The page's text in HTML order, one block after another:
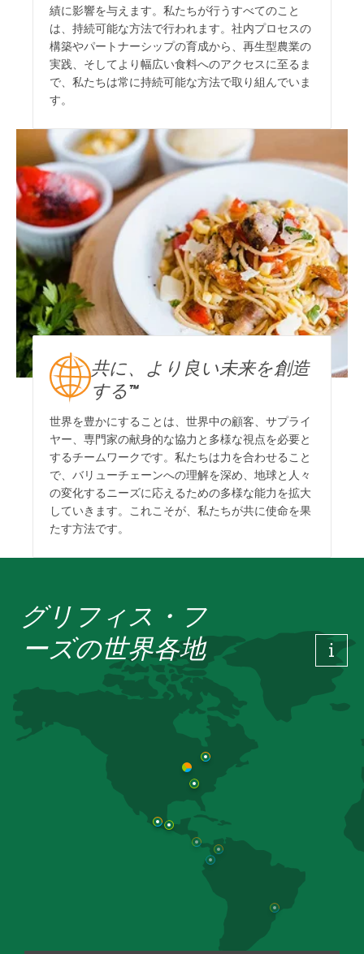
績に影響を与えます。私たちが行うすべてのこと
は、持続可能な方法で行われます。社内プロセスの
構築やパートナーシップの育成から、再生型農業の
実践、そしてより幅広い食料へのアクセスに至るま
で、私たちは常に持続可能な方法で取り組んでいま
す。
共に、より良い未来を創造
する™
世界を豊かにすることは、世界中の顧客、サプライ
ヤー、専門家の献身的な協力と多様な視点を必要と
するチームワークです。私たちは力を合わせること
で、バリューチェーンへの理解を深め、地球と人々
の変化するニーズに応えるための多様な能力を拡大
していきます。これこそが、私たちが共に使命を果
たす方法です。
グリフィス・フ
ーズの世界各地